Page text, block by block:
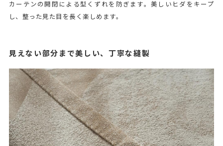
カーテンの開閉による型くずれを防ぎます。美しいヒダをキープ
し、整った見た目を長く楽しめます。
見えない部分まで美しい、丁寧な縫製